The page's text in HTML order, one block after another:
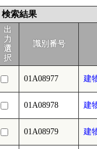
検索結果
出
力
選
択
識別番号
01A08977 建
01A08978 建
01A08979 建